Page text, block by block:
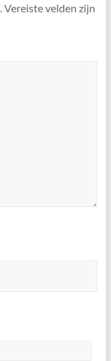
Vereiste velden zijn